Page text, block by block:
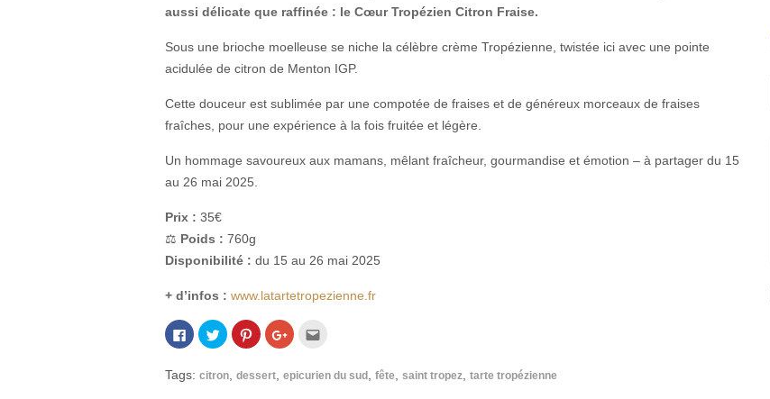
aussi délicate que raffinée : le Cœur Tropézien Citron Fraise.
Sous une brioche moelleuse se niche la célèbre crème Tropézienne, twistée ici avec une pointe
acidulée de citron de Menton IGP.
Cette douceur est sublimée par une compotée de fraises et de généreux morceaux de fraises
fraîches, pour une expérience à la fois fruitée et légère.
Un hommage savoureux aux mamans, mêlant fraîcheur, gourmandise et émotion – à partager du 15
au 26 mai 2025.
Prix : 35€
⚖️ Poids : 760g
Disponibilité : du 15 au 26 mai 2025
+ d’infos : www.latartetropezienne.fr
Cliquez
pour
partager
Facebook(ouvre
Cliquez
pour
partager
Twitter(ouvre
dans
Cliquez
pour
partager
Pinterest(ouvre
dans
Cliquez
pour
Google+
(ouvre
e-
Tags: citron dessert epicurien du sud fête saint tropez tarte tropézienne